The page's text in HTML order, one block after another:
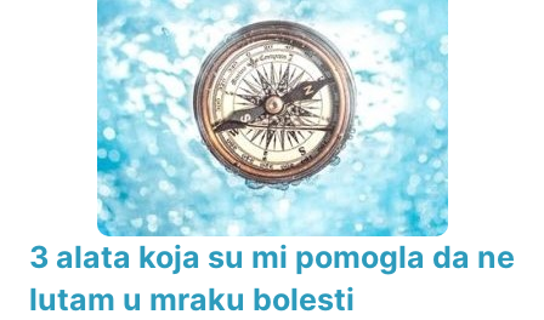
3 alata koja su mi pomogla da ne
lutam u mraku bolesti